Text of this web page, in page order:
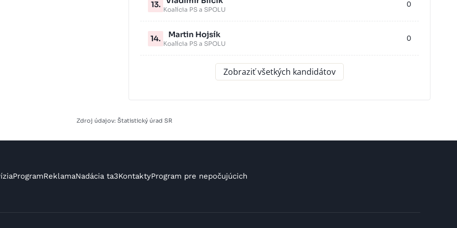
13.
Koalícia PS a SPOLU
0
14. Martin Hojsík
Koalícia PS a SPOLU
0
Zobraziť všetkých kandidátov
Zdroj údajov: Štatistický úrad SR
ProgramReklamaNadácia ta3KontaktyProgram pre nepočujúcich